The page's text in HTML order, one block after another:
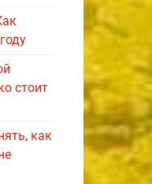
стоит
как